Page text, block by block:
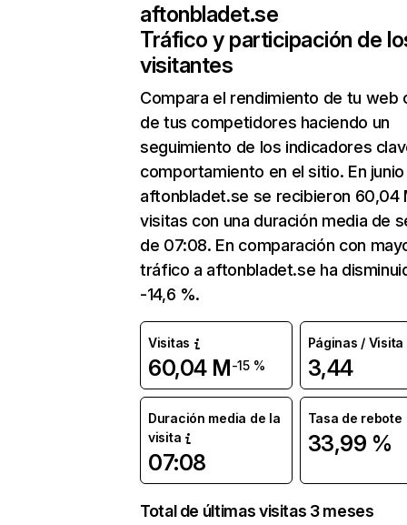
aftonbladet.se
Tráfico y participación de
visitantes
Compara el rendimiento de tu web
de tus competidores haciendo un
seguimiento de los indicadores
comportamiento en el sitio. En junio
aftonbladet.se se recibieron 60,04
visitas con una duración media de
de 07:08. En comparación con
tráfico a aftonbladet.se ha
-14,6 %.
Visitas
60,04 M-15 %
Páginas / Visita
3,44
Duración media de la
visita
07:08
Tasa de rebote
33,99 %
Total de últimas visitas 3 meses